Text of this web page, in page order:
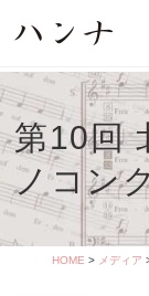
第10回
ノコン
HOME > メディア